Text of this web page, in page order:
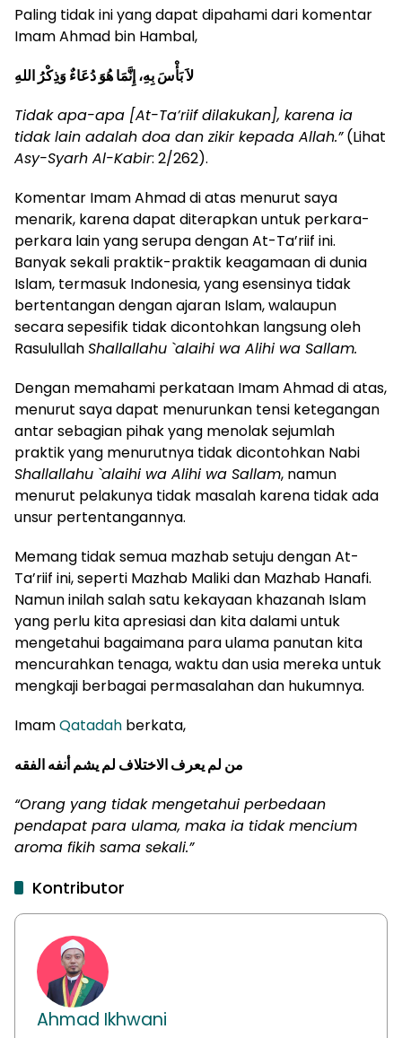
Paling tidak ini yang dapat dipahami dari komentar
Imam Ahmad bin Hambal,
لاَ بَأْسَ بِهِ، إِنَّمَا هُوَ دُعَاءٌ وَذِكْرُ اللهِ
Tidak apa-apa [At-Ta’riif dilakukan], karena ia
tidak lain adalah doa dan zikir kepada Allah.”(Lihat
Asy-Syarh Al-Kabir: 2/262).
Komentar Imam Ahmad di atas menurut saya
menarik, karena dapat diterapkan untuk perkara-
perkara lain yang serupa dengan At-Ta’riif ini.
Banyak sekali praktik-praktik keagamaan di dunia
Islam, termasuk Indonesia, yang esensinya tidak
bertentangan dengan ajaran Islam, walaupun
secara sepesifik tidak dicontohkan langsung oleh
RasulullahShallallahu `alaihi wa Alihi wa Sallam.
Dengan memahami perkataan Imam Ahmad di atas,
menurut saya dapat menurunkan tensi ketegangan
antar sebagian pihak yang menolak sejumlah
praktik yang menurutnya tidak dicontohkan Nabi
Shallallahu `alaihi wa Alihi wa Sallam, namun
menurut pelakunya tidak masalah karena tidak ada
unsur pertentangannya.
Memang tidak semua mazhab setuju dengan At-
Ta’riif ini, seperti Mazhab Maliki dan Mazhab Hanafi.
Namun inilah salah satu kekayaan khazanah Islam
yang perlu kita apresiasi dan kita dalami untuk
mengetahui bagaimana para ulama panutan kita
mencurahkan tenaga, waktu dan usia mereka untuk
mengkaji berbagai permasalahan dan hukumnya.
ImamQatadah berkata,
من لم يعرف الاختلاف لم يشم أنفه الفقه
“Orang yang tidak mengetahui perbedaan
pendapat para ulama, maka ia tidak mencium
aroma fikih sama sekali.”
Kontributor
Ahmad Ikhwani